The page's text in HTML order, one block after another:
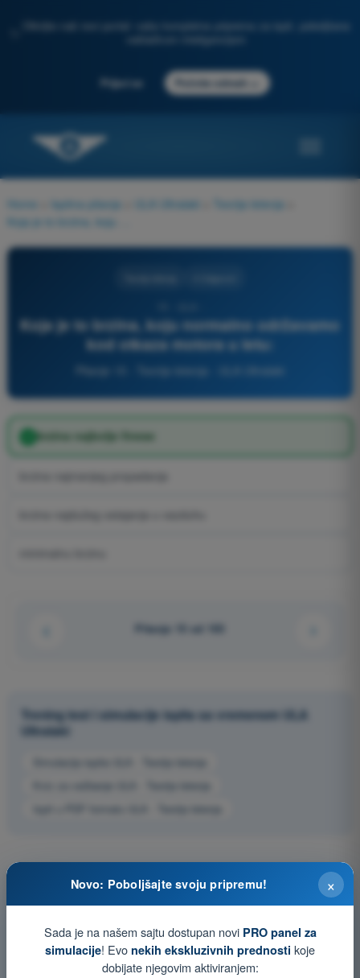
Otkrijte naš novi portal: vaša kompletna priprema za ispit, poboljšana
Prijavi se Počnite odmah
Home Ispitna pitanja ULA Ultralaki Teorija letenja
Koja je to brzina, koju normalno održavamo
kod otkaza motora u letu:
brzina najbolje finese
Pitanje 15 od 103
Trening test i simulacije ispita sa vremenom ULA
Ultralaki
Simulacija ispita ULA - Teorija letenja
Kviz za vežbanje ULA - Teorija letenja
×
Novo: Poboljšajte svoju pripremu!
Sada je na našem sajtu dostupan novi PRO panel za
simulacije! Evo nekih ekskluzivnih prednosti koje
dobijate njegovim aktiviranjem: